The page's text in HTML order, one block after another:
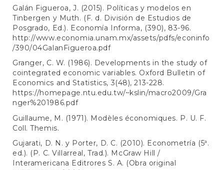
Galán Figueroa, J. (2015). Políticas y modelos en
Tinbergen y Muth. (F. d. División de Estudios de
Posgrado, Ed.). Economía Informa, (390), 83-96.
http://www.economia.unam.mx/assets/pdfs/econinfo
/390/04GalanFigueroa.pdf
Granger, C. W. (1986). Developments in the study of
cointegrated economic variables. Oxford Bulletin of
Economics and Statistics, 3(48), 213-228.
https://homepage.ntu.edu.tw/~kslin/macro2009/Gra
nger%201986.pdf
Guillaume, M. (1971). Modèles économiques. P. U. F.
Coll. Themis.
Gujarati, D. N. y Porter, D. C. (2010). Econometría (5ª.
ed.). (P. C. Villarreal, Trad.). McGraw Hill /
Interamericana Editrores S. A. (Obra original